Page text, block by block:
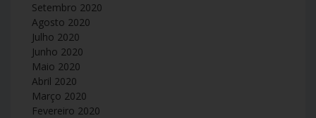
Setembro 2020
Agosto 2020
Julho 2020
Junho 2020
Maio 2020
Abril 2020
Março 2020
Fevereiro 2020